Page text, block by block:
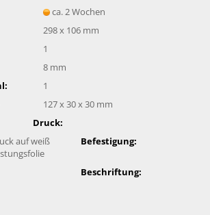
ca. 2 Wochen
298 x 106 mm
1
8 mm
1
127 x 30 x 30 mm
Druck:
auf weiß
Befestigung:
Beschriftung: